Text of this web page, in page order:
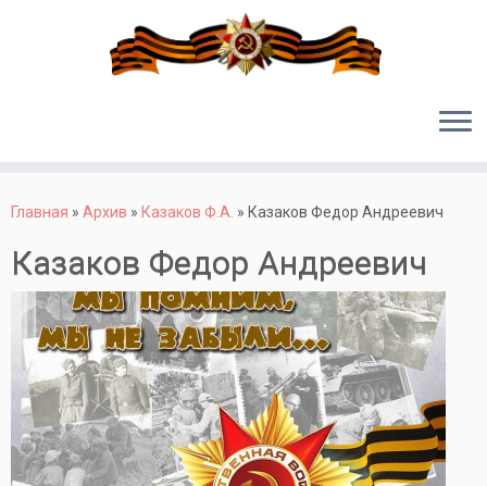
Главная » Архив » Казаков Ф.А. » Казаков Федор Андреевич
Казаков Федор Андреевич